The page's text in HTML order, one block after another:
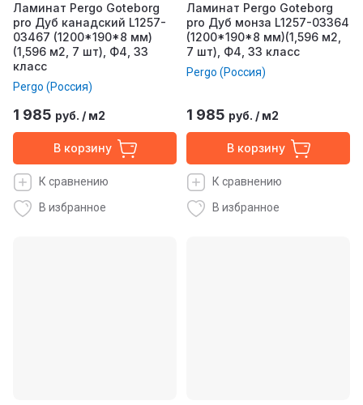
Ламинат Pergo Goteborg
pro Дуб канадский L1257-
03467 (1200*190*8 мм)
(1,596 м2, 7 шт), Ф4, 33
класс
Pergo (Россия)
1 985 руб. / м2
В корзину
К сравнению
В избранное
Ламинат Pergo Goteborg
pro Дуб монза L1257-03364
(1200*190*8 мм)(1,596 м2,
7 шт), Ф4, 33 класс
Pergo (Россия)
1 985 руб. / м2
В корзину
К сравнению
В избранное